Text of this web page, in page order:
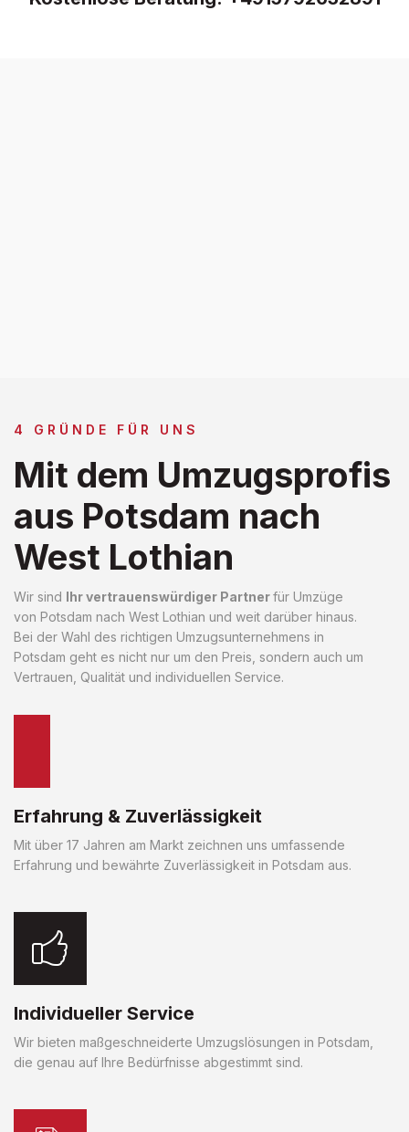
4 GRÜNDE FÜR UNS
Mit dem Umzugsprofis
aus Potsdam nach
West Lothian
Wir sind Ihr vertrauenswürdiger Partnerfür Umzüge
von Potsdam nach West Lothian und weit darüber hinaus.
Bei der Wahl des richtigen Umzugsunternehmens in
Potsdam geht es nicht nur um den Preis, sondern auch um
Vertrauen, Qualität und individuellen Service.
Erfahrung & Zuverlässigkeit
Mit über 17 Jahren am Markt zeichnen uns umfassende
Erfahrung und bewährte Zuverlässigkeit in Potsdam aus.
Individueller Service
Wir bieten maßgeschneiderte Umzugslösungen in Potsdam,
die genau auf Ihre Bedürfnisse abgestimmt sind.